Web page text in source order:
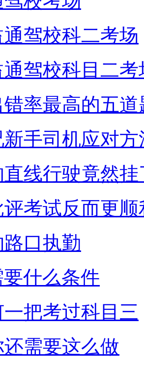
驾校科二考场
驾校科目二考
率最高的五道
手司机应对方
线行驶竟然挂
考试反而更顺
口执勤
要什么条件
把考过科目三
需要这么做